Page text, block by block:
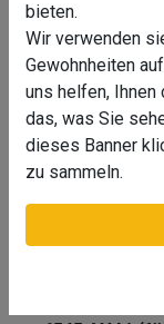
Easy
bieten.
Wir verwenden
Gewohnheiten
uns helfen,
das, was Sie
dieses Banner
zu sammeln.